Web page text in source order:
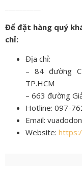
Để đặt hàng quý
chỉ:
Địa chỉ:
– 84 đường
TP.HCM
– 663 đường
Hotline: 097-
Email:
Website: